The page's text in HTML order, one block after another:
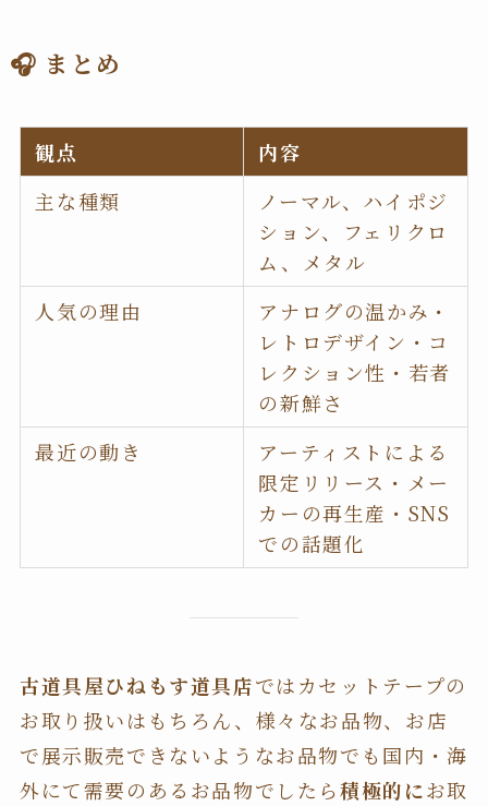
🎧 まとめ
観点
内容
主な種類
ノーマル、ハイポジ
ション、フェリクロ
ム、メタル
人気の理由
アナログの温かみ・
レトロデザイン・コ
レクション性・若者
の新鮮さ
最近の動き
アーティストによる
限定リリース・メー
カーの再生産・SNS
での話題化
古道具屋ひねもす道具店ではカセットテープの
お取り扱いはもちろん、様々なお品物、お店
で展示販売できないようなお品物でも国内・海
外にて需要のあるお品物でしたら積極的にお取